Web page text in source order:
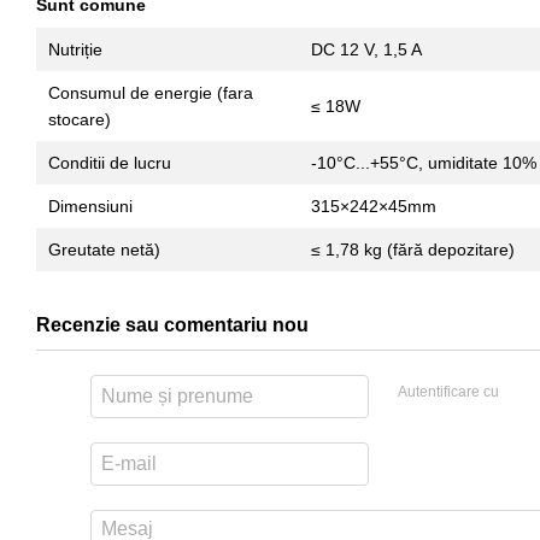
Sunt comune
Nutriție DC 12 V, 1,5 A
Consumul de energie (fara
stocare)
≤ 18W
Conditii de lucru -10°C...+55°C, umiditate
Dimensiuni 315×242×45mm
Greutate netă) ≤ 1,78 kg (fără depozitare)
Recenzie sau comentariu nou
Autentificare cu